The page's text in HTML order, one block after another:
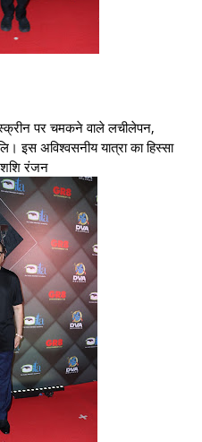
पर चमकने वाले लचीलेपन,
इस अविश्वसनीय यात्रा का हिस्सा
रंजन